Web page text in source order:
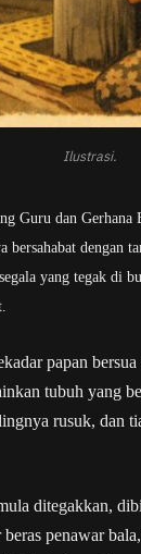
Ilustrasi.
Guru dan Gerhana
bersahabat dengan
yang tegak di
papan
tubuh yang
rusuk, dan
ditegakkan,
penawar